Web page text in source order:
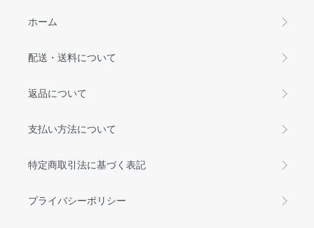
ホーム
配送・送料について
返品について
支払い方法について
特定商取引法に基づく表記
プライバシーポリシー